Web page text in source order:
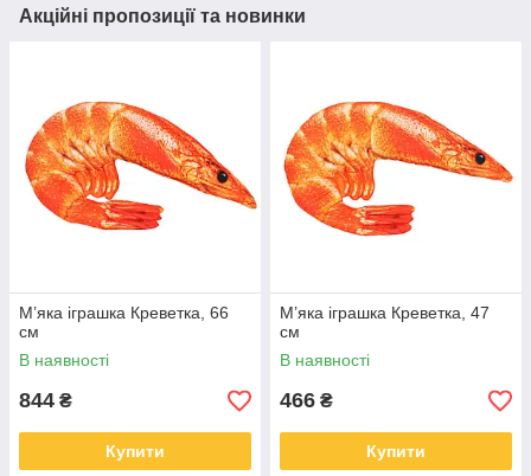
Акційні пропозиції та новинки
М’яка іграшка Креветка, 66
см
В наявності
844 ₴
Купити
М’яка іграшка Креветка, 47
см
В наявності
466 ₴
Купити